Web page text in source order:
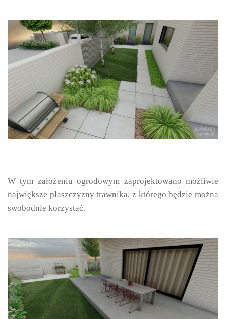
W tym założeniu ogrodowym zaprojektowano możliwie
największe płaszczyzny trawnika, z którego będzie można
swobodnie korzystać.